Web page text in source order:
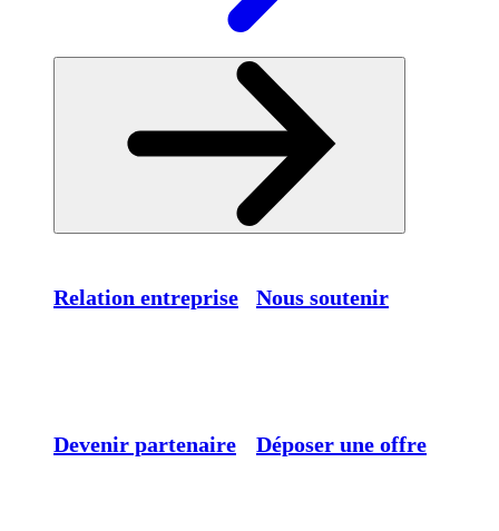
Relation entreprise Nous soutenir
Devenir partenaire Déposer une offre